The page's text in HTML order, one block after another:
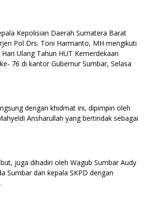
Kepolisian Daerah Sumatera Barat
Pol Drs. Toni Harmanto, MH mengikuti
Ulang Tahun HUT Kemerdekaan
76 di kantor Gubernur Sumbar, Selasa
dengan khidmat ini, dipimpin oleh
Ansharullah yang bertindak sebagai
juga dihadiri oleh Wagub Sumbar Audy
Sumbar dan kepala SKPD dengan